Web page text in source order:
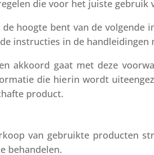
die voor het juiste
hoogte bent van de volgende
instructies in de
akkoord gaat met deze
die hierin wordt
product.
van gebruikte producten
behandelen.